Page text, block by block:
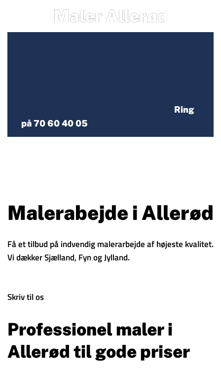
Maler Allerød
Ring
på 70 60 40 05
Malerabejde i Allerød
Få et tilbud på indvendig malerarbejde af højeste kvalitet.
Vi dækker Sjælland, Fyn og Jylland.
Skriv til os
Professionel maler i
Allerød til gode priser